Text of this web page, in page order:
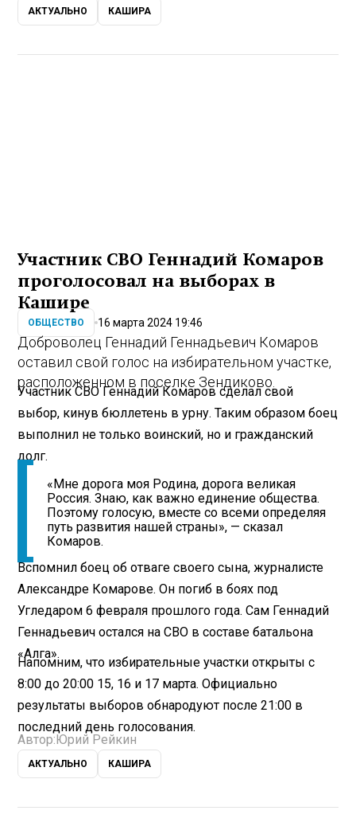
АКТУАЛЬНО КАШИРА
Участник СВО Геннадий Комаров
проголосовал на выборах в
Кашире
ОБЩЕСТВО 16 марта 2024 19:46
Доброволец Геннадий Геннадьевич Комаров
оставил свой голос на избирательном участке,
расположенном в поселке Зендиково.
Участник СВО Геннадий Комаров сделал свой
выбор, кинув бюллетень в урну. Таким образом боец
выполнил не только воинский, но и гражданский
долг.
«Мне дорога моя Родина, дорога великая
Россия. Знаю, как важно единение общества.
Поэтому голосую, вместе со всеми определяя
путь развития нашей страны», — сказал
Комаров.
Вспомнил боец об отваге своего сына, журналисте
Александре Комарове. Он погиб в боях под
Угледаром 6 февраля прошлого года. Сам Геннадий
Геннадьевич остался на СВО в составе батальона
«Алга».
Напомним, что избирательные участки открыты с
8:00 до 20:00 15, 16 и 17 марта. Официально
результаты выборов обнародуют после 21:00 в
последний день голосования.
Автор: Юрий Рейкин
АКТУАЛЬНО КАШИРА